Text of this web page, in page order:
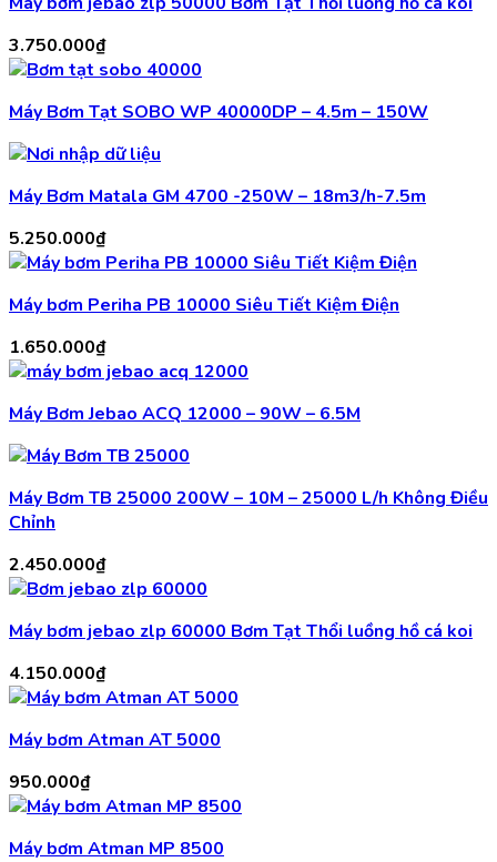
3.750.000₫
Máy Bơm Tạt SOBO WP 40000DP – 4.5m – 150W
Máy Bơm Matala GM 4700 -250W – 18m3/h-7.5m
5.250.000₫
Máy bơm Periha PB 10000 Siêu Tiết Kiệm Điện
1.650.000₫
Máy Bơm Jebao ACQ 12000 – 90W – 6.5M
Máy Bơm TB 25000 200W – 10M – 25000 L/h Không Điều
Chỉnh
2.450.000₫
Máy bơm jebao zlp 60000 Bơm Tạt Thổi luồng hồ cá koi
4.150.000₫
Máy bơm Atman AT 5000
950.000₫
Máy bơm Atman MP 8500